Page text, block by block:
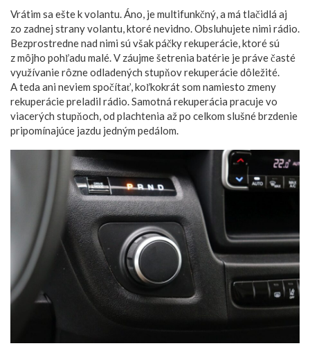
Vrátim sa ešte k volantu. Áno, je multifunkčný, a má tlačidlá aj
zo zadnej strany volantu, ktoré nevidno. Obsluhujete nimi rádio.
Bezprostredne nad nimi sú však páčky rekuperácie, ktoré sú
z môjho pohľadu malé. V záujme šetrenia batérie je práve časté
využívanie rôzne odladených stupňov rekuperácie dôležité.
A teda ani neviem spočítať, koľkokrát som namiesto zmeny
rekuperácie preladil rádio. Samotná rekuperácia pracuje vo
viacerých stupňoch, od plachtenia až po celkom slušné brzdenie
pripomínajúce jazdu jedným pedálom.